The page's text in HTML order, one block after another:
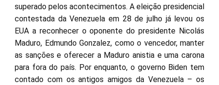
superado pelos acontecimentos. A eleição presidencial
contestada da Venezuela em 28 de julho já levou os
EUA a reconhecer o oponente do presidente Nicolás
Maduro, Edmundo Gonzalez, como o vencedor, manter
as sanções e oferecer a Maduro anistia e uma carona
para fora do país. Por enquanto, o governo Biden tem
contado com os antigos amigos da Venezuela – os